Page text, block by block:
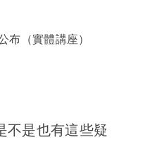
布（實體講座）
不是也有這些疑